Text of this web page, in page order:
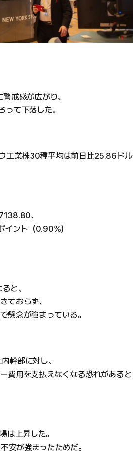
戒感が広がり、
て下落した。
工業株30種平均は前日比25.86ドル
、
ント（0.90%）
と、
ておらず、
懸念が強まっている。
幹部に対し、
費用を支払えなくなる恐れがあると
は上昇した。
安が強まったためだ。